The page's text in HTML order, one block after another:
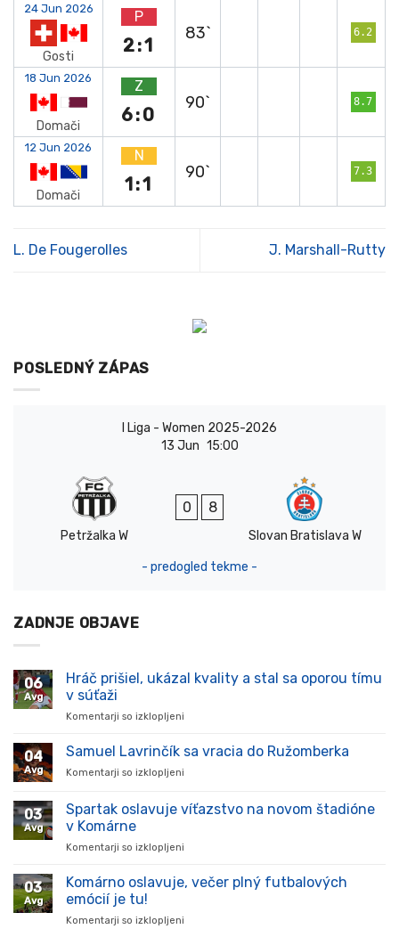
24 Jun 2026
Gosti
P
2:1
83` 6.2
18 Jun 2026
Domači
Z
6:0
90` 8.7
12 Jun 2026
Domači
N
1:1
90` 7.3
L. De Fougerolles J. Marshall-Rutty
POSLEDNÝ ZÁPAS
I Liga - Women 2025-2026
13 Jun 15:00
Petržalka W
0 8
Slovan Bratislava W
- predogled tekme -
ZADNJE OBJAVE
06
Avg
Hráč prišiel, ukázal kvality a stal sa oporou tímu
v súťaži
Komentarji so izklopljeni
prišiel,
stal
súťaži
04
Avg
Samuel Lavrinčík sa vracia do Ružomberka
Komentarji so izklopljeni
Lavrinčík
sa
03
Avg
Spartak oslavuje víťazstvo na novom štadióne
v Komárne
Komentarji so izklopljeni
oslavuje
03
Avg
Komárno oslavuje, večer plný futbalových
emócií je tu!
Komentarji so izklopljeni